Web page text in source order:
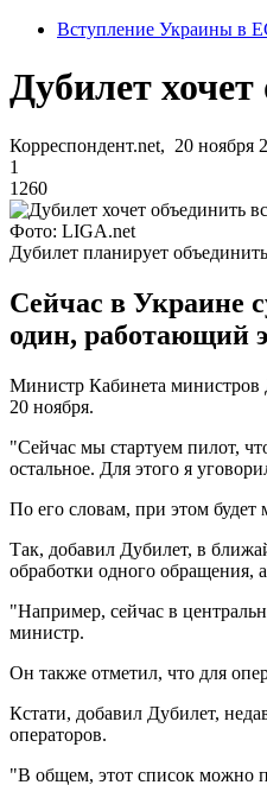
Вступление Украины в
Дубилет
Корреспондент.net, 20 ноября
1
1260
Фото: LIGA.net
Дубилет планирует
Сейчас в Украине
один, работающий
Министр Кабинета министров
20 ноября.
"Сейчас мы стартуем пилот,
остальное. Для этого я
По его словам, при этом будет
Так, добавил Дубилет, в
обработки одного обращения, а
"Например, сейчас в
министр.
Он также отметил, что для
Кстати, добавил Дубилет,
операторов.
"В общем, этот список можно